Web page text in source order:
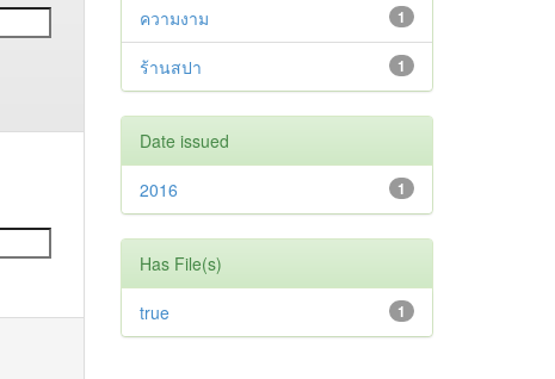
1
ความงาม
1
ร้านสปา
Date issued
1
2016
Has File(s)
1
true